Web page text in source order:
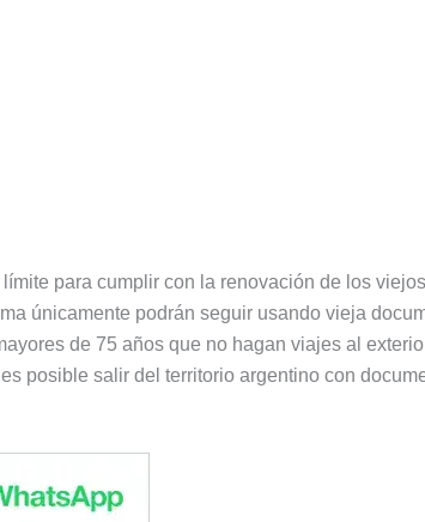
para cumplir con la renovación de los
únicamente podrán seguir usando vieja
de 75 años que no hagan viajes al
posible salir del territorio argentino con